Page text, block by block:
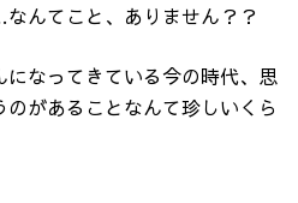
んてこと、ありません？？
なってきている今の時代、思
があることなんて珍しいくら